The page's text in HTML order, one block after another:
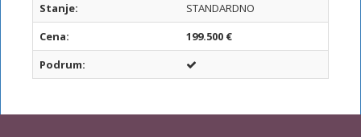
Stanje:
STANDARDNO
Cena:
199.500 €
Podrum: